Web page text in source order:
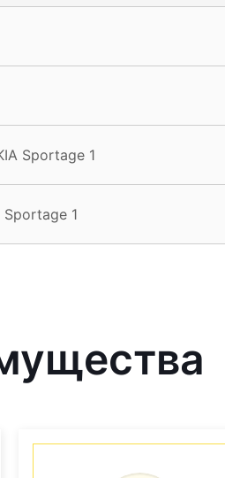
Sportage 1
Sportage 1